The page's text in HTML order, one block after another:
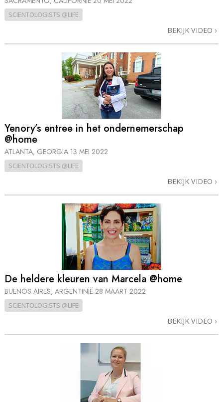
SCIENTOLOGISTS @LIFE
BEKIJK VIDEO
Yenory’s entree in het ondernemerschap
@home
ATLANTA, GEORGIA 13 MEI 2022
SCIENTOLOGISTS @LIFE
BEKIJK VIDEO
De heldere kleuren van Marcela @home
BUENOS AIRES, ARGENTINIË 28 MAART 2022
SCIENTOLOGISTS @LIFE
BEKIJK VIDEO